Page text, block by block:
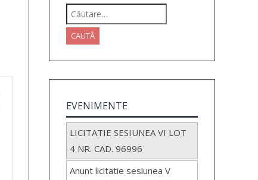
Caută
după:
EVENIMENTE
LICITATIE SESIUNEA VI LOT
4 NR. CAD. 96996
Anunt licitatie sesiunea V